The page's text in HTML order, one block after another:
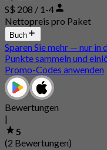
S$ 208 / 1-4
Nettopreis pro Paket
Buch
Sparen Sie mehr — nur in
Punkte sammeln und
Promo-Codes anwenden
Bewertungen
|
5
(2 Bewertungen)